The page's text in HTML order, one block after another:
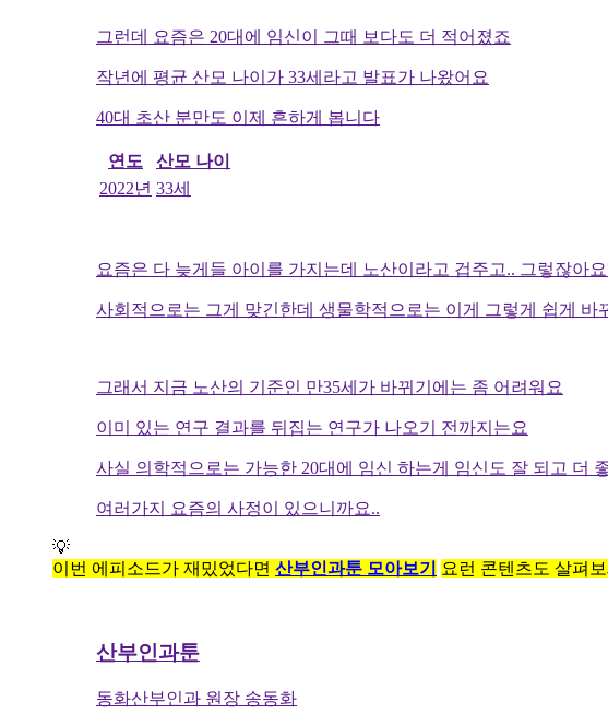
그런데 요즘은 20대에 임신이 그때 보다도 더 적어졌죠
작년에 평균 산모 나이가 33세라고 발표가 나왔어요
40대 초산 분만도 이제 흔하게 봅니다
연도
산모 나이
2022년 33세
요즘은 다 늦게들 아이를 가지는데 노산이라고 겁주고.. 그렇잖아
사회적으로는 그게 맞긴한데 생물학적으로는 이게 그렇게 쉽게 바
그래서 지금 노산의 기준인 만35세가 바뀌기에는 좀 어려워요
이미 있는 연구 결과를 뒤집는 연구가 나오기 전까지는요
사실 의학적으로는 가능한 20대에 임신 하는게 임신도 잘 되고 더
여러가지 요즘의 사정이 있으니까요..
💡
이번 에피소드가 재밌었다면 산부인과툰 모아보기 요런 콘텐츠도 살펴
산부인과툰
동화산부인과 원장 송동화